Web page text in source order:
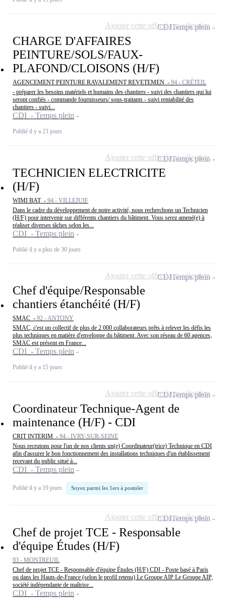
CHARGE D'AFFAIRES
PEINTURE/SOLS/FAUX-
PLAFOND/CLOISONS (H/F)
AGENCEMENT PEINTURE RAVALEMENT REVETEMEN - 94 - CRÉTEIL
- préparer les besoins matériels et humains des chantiers - suivi des chantiers qui lui
seront confiés - commande fournisseurs/ sous-traitants - suivi rentabilité des
chantiers - suivi...
CDI - Temps plein
Publié il y a 23 jours
CDITemps plein
Ajouter cette offre à ma sélection
TECHNICIEN ELECTRICITE
(H/F)
WIMI BAT - 94 - VILLEJUIF
Dans le cadre du développement de notre activité, nous recherchons un Technicien
(H/F) pour intervenir sur différents chantiers du bâtiment. Vous serez amené(e) à
réaliser diverses tâches selon les...
CDI - Temps plein
Publié il y a plus de 30 jours
CDITemps plein
Ajouter cette offre à ma sélection
Chef d'équipe/Responsable
chantiers étanchéité (H/F)
SMAC - 92 - ANTONY
SMAC, c'est un collectif de plus de 2 000 collaborateurs prêts à relever les défis les
plus techniques en matière d'enveloppe du bâtiment. Avec son réseau de 60 agences,
SMAC est présent en France...
CDI - Temps plein
Publié il y a 15 jours
CDITemps plein
Ajouter cette offre à ma sélection
Coordinateur Technique-Agent de
maintenance (H/F) - CDI
CRIT INTERIM - 94 - IVRY-SUR-SEINE
Nous recrutons pour l'un de nos clients un(e) Coordinateur(trice) Technique en CDI
afin d'assurer le bon fonctionnement des installations techniques d'un établissement
recevant du public situé à...
CDI - Temps plein
Publié il y a 19 jours Soyez parmi les 1ers à postuler
CDITemps plein
Ajouter cette offre à ma sélection
Chef de projet TCE - Responsable
d'équipe Études (H/F)
93 - MONTREUIL
Chef de projet TCE - Responsable d'équipe Études (H/F) CDI - Poste basé à Paris
ou dans les Hauts-de-France (selon le profil retenu) Le Groupe AIP Le Groupe AIP,
société indépendante de maîtrise...
CDI - Temps plein
CDITemps plein
Ajouter cette offre à ma sélection